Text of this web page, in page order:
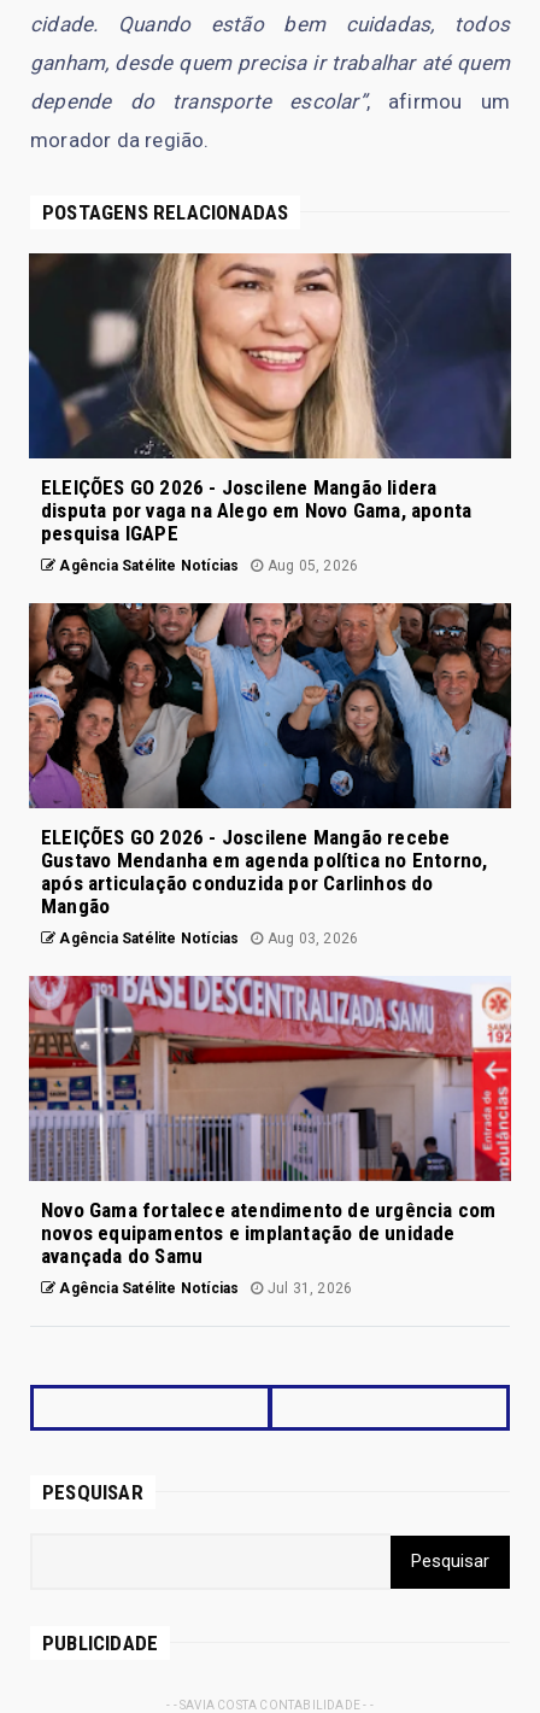
cidade. Quando estão bem cuidadas, todos
ganham, desde quem precisa ir trabalhar até quem
depende do transporte escolar”, afirmou um
morador da região.
POSTAGENS RELACIONADAS
ELEIÇÕES GO 2026 - Joscilene Mangão lidera
disputa por vaga na Alego em Novo Gama, aponta
pesquisa IGAPE
Agência Satélite Notícias Aug 05, 2026
ELEIÇÕES GO 2026 - Joscilene Mangão recebe
Gustavo Mendanha em agenda política no Entorno,
após articulação conduzida por Carlinhos do
Mangão
Agência Satélite Notícias Aug 03, 2026
Novo Gama fortalece atendimento de urgência com
novos equipamentos e implantação de unidade
avançada do Samu
Agência Satélite Notícias Jul 31, 2026
PESQUISAR
PUBLICIDADE
- - SAVIA COSTA CONTABILIDADE - -